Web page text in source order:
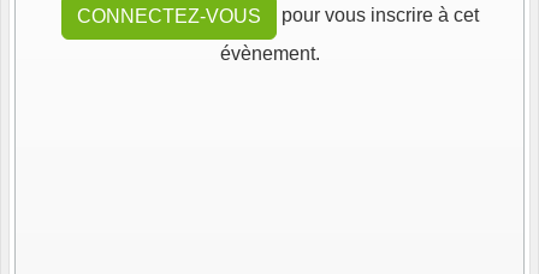
CONNECTEZ-VOUS
pour vous inscrire à cet
évènement.